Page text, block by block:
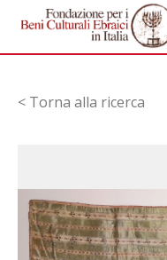
< Torna alla ricerca